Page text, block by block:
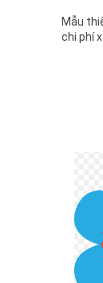
Mẫu
chi phí